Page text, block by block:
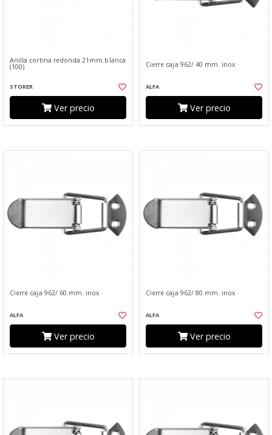
Anilla cortina redonda 21mm.blanca
(100)
STOKER
Ver precio
Cierre caja 962/ 40 mm. inox
ALFA
Ver precio
Cierre caja 962/ 60 mm. inox
ALFA
Ver precio
Cierre caja 962/ 80 mm. inox
ALFA
Ver precio